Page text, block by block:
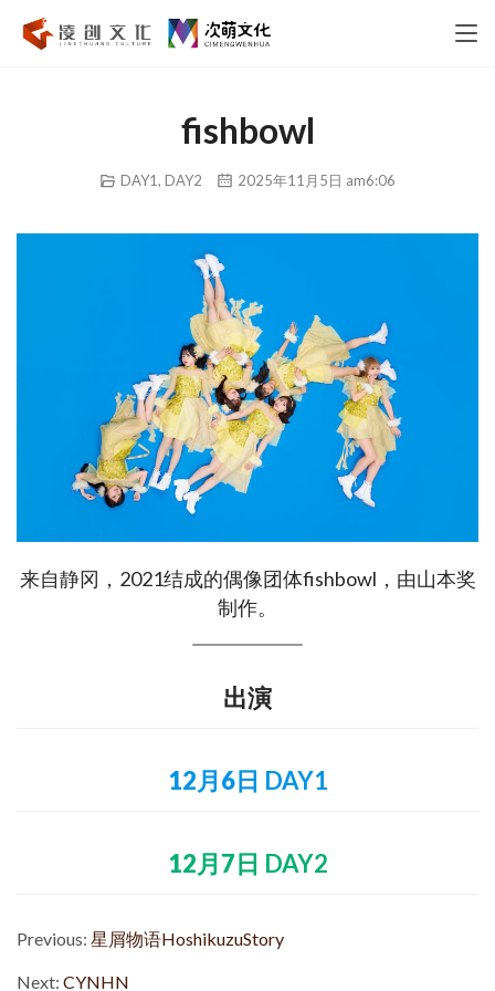
fishbowl
DAY1, DAY2 2025年11月5日 am6:06
来自静冈，2021结成的偶像团体fishbowl，由山本奖
制作。
出演
12月6日 DAY1
12月7日 DAY2
Previous: 星屑物语HoshikuzuStory
Next: CYNHN